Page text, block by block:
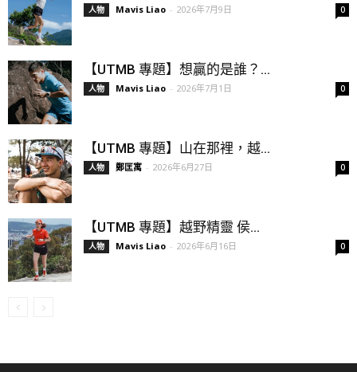
人物 Mavis Liao - 2026年7月9日 0
【UTMB 專題】想贏的是誰？...
人物 Mavis Liao - 2026年7月1日 0
【UTMB 專題】山在那裡，越...
人物 鄭匡寓 - 2026年6月27日 0
【UTMB 專題】越野精靈 侯...
人物 Mavis Liao - 2026年6月16日 0